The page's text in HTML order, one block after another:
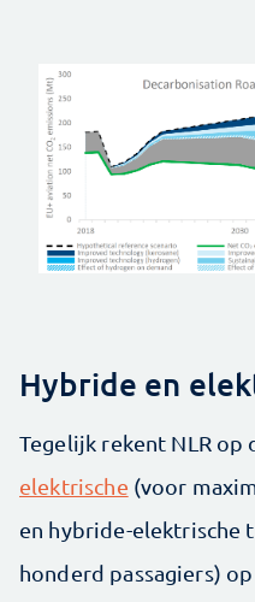
Hybride en
Tegelijk rekent NLR op
elektrische (voor
en hybride-
honderd passagiers)